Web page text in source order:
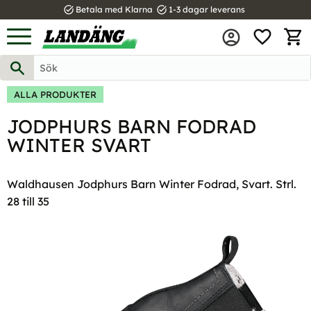
Meny
task_alt Betala med Klarna task_alt 1-3 dagar leverans
ALLA PRODUKTER
JODPHURS BARN FODRAD
WINTER SVART
Waldhausen Jodphurs Barn Winter Fodrad, Svart. Strl.
28 till 35